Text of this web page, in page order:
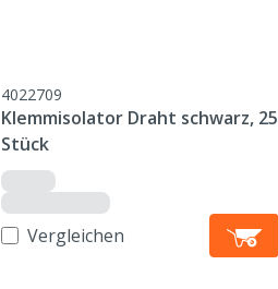
4022709
Klemmisolator Draht schwarz, 25
Stück
Vergleichen